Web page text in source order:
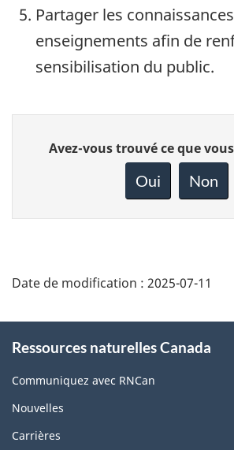
Partager les
enseignements afin de
sensibilisation du public.
Donnez
votre
page
Avez-vous trouvé ce que
Oui Non
Date de modification : 2025-07-11
this
site
Ressources naturelles Canada
Communiquez avec RNCan
Nouvelles
Carrières